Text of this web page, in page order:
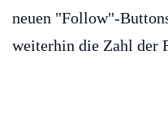
neuen "Follow"-
weiterhin die Zahl der